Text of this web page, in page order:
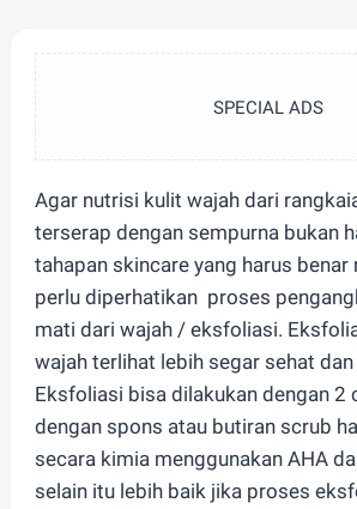
SPECIAL ADS
Agar nutrisi kulit wajah dari
terserap dengan sempurna bukan
tahapan skincare yang harus benar
perlu diperhatikan proses
mati dari wajah / eksfoliasi.
wajah terlihat lebih segar sehat
Eksfoliasi bisa dilakukan dengan 2
dengan spons atau butiran scrub
secara kimia menggunakan AHA
selain itu lebih baik jika proses